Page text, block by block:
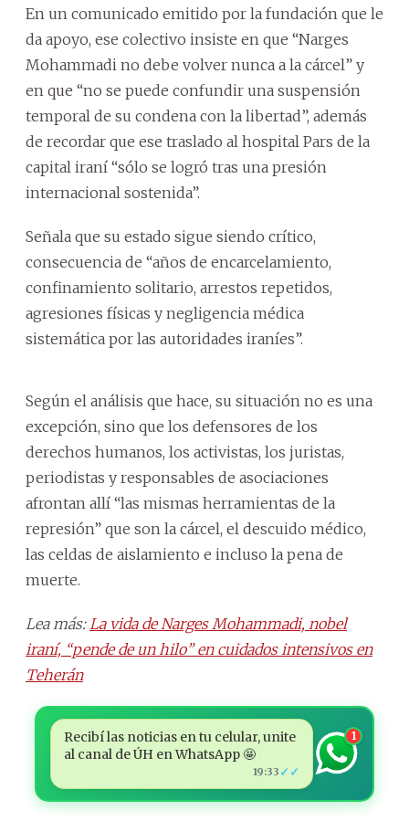
En un comunicado emitido por la fundación que le
da apoyo, ese colectivo insiste en que “Narges
Mohammadi no debe volver nunca a la cárcel” y
en que “no se puede confundir una suspensión
temporal de su condena con la libertad”, además
de recordar que ese traslado al hospital Pars de la
capital iraní “sólo se logró tras una presión
internacional sostenida”.
Señala que su estado sigue siendo crítico,
consecuencia de “años de encarcelamiento,
confinamiento solitario, arrestos repetidos,
agresiones físicas y negligencia médica
sistemática por las autoridades iraníes”.
Según el análisis que hace, su situación no es una
excepción, sino que los defensores de los
derechos humanos, los activistas, los juristas,
periodistas y responsables de asociaciones
afrontan allí “las mismas herramientas de la
represión” que son la cárcel, el descuido médico,
las celdas de aislamiento e incluso la pena de
muerte.
Lea más: La vida de Narges Mohammadi, nobel
iraní, “pende de un hilo” en cuidados intensivos en
Teherán
Recibí las noticias en tu celular, unite
al canal de ÚH en WhatsApp 🤩
19:33 ✓✓
1